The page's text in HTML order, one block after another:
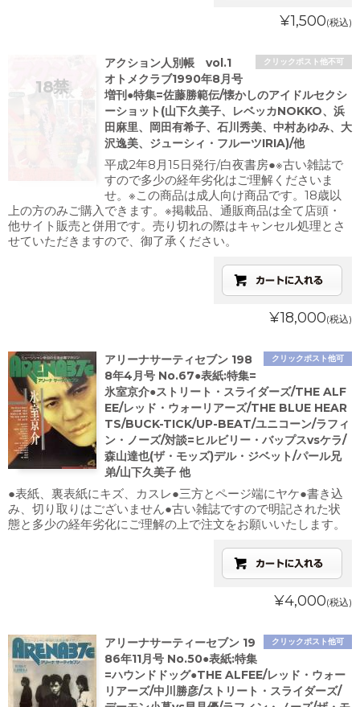
¥1,500(税込)
クリックポスト他不可
アクション人別帳 vol.1
オトメクラブ1990年8月号
増刊●特集=佐藤勝範伝/懐かしのアイドルセクシ
ーショット(山下久美子、レベッカNOKKO、浜
田麻里、岡田有希子、石川秀美、中村あゆみ、大
沢逸美、ジューシィ・フルーツIRIA)/他
平成2年8月15日発行/白夜書房●※古い雑誌で
すので多少の経年劣化はご理解くださいま
せ。※この商品は成人向け商品です。18歳以
上の方のみご購入できます。※掲載品、通販商品は全て店頭・
他サイト販売と併用です。売り切れの際はキャンセル処理とさ
せていただきますので、御了承ください。
¥18,000(税込)
クリックポスト他可
アリーナサーティセブン 198
8年4月号 No.67●表紙:特集=
氷室京介●ストリート・スライダーズ/THE ALF
EE/レッド・ウォーリアーズ/THE BLUE HEAR
TS/BUCK-TICK/UP-BEAT/ユニコーン/ラフィ
ン・ノーズ/対談=ヒルビリー・バップスvsケラ/
森山達也(ザ・モッズ)デル・ジベット/パール兄
弟/山下久美子 他
●表紙、裏表紙にキズ、カスレ●三方とページ端にヤケ●書き込
み、切り取りはございません●古い雑誌ですので明記された状
態と多少の経年劣化にご理解の上で注文をお願いいたします。
¥4,000(税込)
クリックポスト他可
アリーナサーティーセブン 19
86年11月号 No.50●表紙:特集
=ハウンドドッグ●THE ALFEE/レッド・ウォー
リアーズ/中川勝彦/ストリート・スライダーズ/